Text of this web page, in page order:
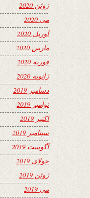
ژوئن 2020
می 2020
آوریل 2020
مارس 2020
فوریه 2020
ژانویه 2020
دسامبر 2019
نوامبر 2019
اکتبر 2019
سپتامبر 2019
آگوست 2019
جولای 2019
ژوئن 2019
می 2019